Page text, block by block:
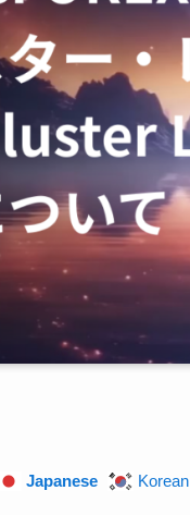
Japanese Korean